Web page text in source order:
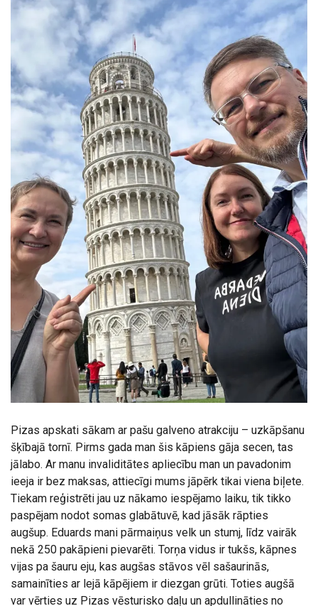
Pizas apskati sākam ar pašu galveno atrakciju – uzkāpšanu
šķībajā tornī. Pirms gada man šis kāpiens gāja secen, tas
jālabo. Ar manu invaliditātes apliecību man un pavadonim
ieeja ir bez maksas, attiecīgi mums jāpērk tikai viena biļete.
Tiekam reģistrēti jau uz nākamo iespējamo laiku, tik tikko
paspējam nodot somas glabātuvē, kad jāsāk rāpties
augšup. Eduards mani pārmaiņus velk un stumj, līdz vairāk
nekā 250 pakāpieni pievarēti. Torņa vidus ir tukšs, kāpnes
vijas pa šauru eju, kas augšas stāvos vēl sašaurinās,
samainīties ar lejā kāpējiem ir diezgan grūti. Toties augšā
var vērties uz Pizas vēsturisko daļu un apdullināties no